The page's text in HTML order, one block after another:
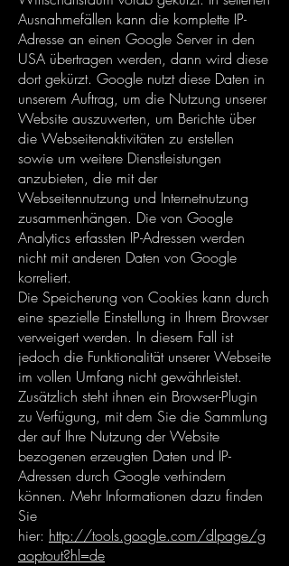
Ausnahmefällen kann die komplette IP-
Adresse an einen Google Server in den
USA übertragen werden, dann wird diese
dort gekürzt. Google nutzt diese Daten in
unserem Auftrag, um die Nutzung unserer
Website auszuwerten, um Berichte über
die Webseitenaktivitäten zu erstellen
sowie um weitere Dienstleistungen
anzubieten, die mit der
Webseitennutzung und Internetnutzung
zusammenhängen. Die von Google
Analytics erfassten IP-Adressen werden
nicht mit anderen Daten von Google
korreliert.
Die Speicherung von Cookies kann durch
eine spezielle Einstellung in Ihrem Browser
verweigert werden. In diesem Fall ist
jedoch die Funktionalität unserer Webseite
im vollen Umfang nicht gewährleistet.
Zusätzlich steht ihnen ein Browser-Plugin
zu Verfügung, mit dem Sie die Sammlung
der auf Ihre Nutzung der Website
bezogenen erzeugten Daten und IP-
Adressen durch Google verhindern
können. Mehr Informationen dazu finden
Sie
hier: http://tools.google.com/dlpage/g
aoptout?hl=de